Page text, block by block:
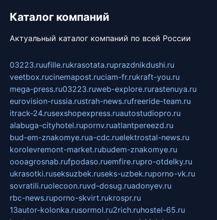
Каталог компаний
Актуальный каталог компаний по всей России
03223.ruufille.rukrasotata.ruprazdnikdushi.ru
veetbox.rucinemapost.ruciam-fr.rukraft-you.ru
mega-press.ru03223.ruweb-explore.rurastenuya.ru
eurovision-russia.rustrah-news.rufreeride-team.ru
itrack-24.rusexshopexpress.ruautostudiopro.ru
alabuga-cityhotel.rupornv.ruatlantpereezd.ru
bud-em-znakomye.rua-cdc.ruelektrostal-news.ru
korolevremont-market.rubudem-znakomye.ru
oooagrosnab.rufpodaso.ruemfire.rupro-otdelky.ru
ukrasotki.ruseksuzbek.ruseks-uzbek.ruporno-vk.ru
sovratili.ruolecoon.ruvd-dosug.ruadonyev.ru
rbc-news.ruporno-skvirt.rukrospr.ru
13autor-kolonka.rusormol.ru2rich.ruhostel-65.ru